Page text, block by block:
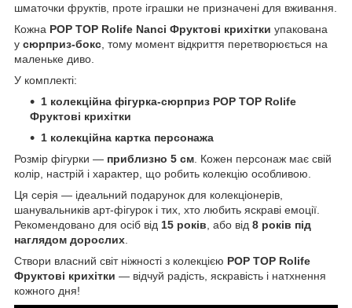
шматочки фруктів, проте іграшки не призначені для вживання.
Кожна POP TOP Rolife Nanci Фруктові крихітки упакована
у сюрприз-бокс , тому момент відкриття перетворюється на
маленьке диво.
У комплекті:
1 колекційна фігурка-сюрприз POP TOP Rolife
Фруктові крихітки
1 колекційна картка персонажа
Розмір фігурки — приблизно 5 см . Кожен персонаж має свій
колір, настрій і характер, що робить колекцію особливою.
Ця серія — ідеальний подарунок для колекціонерів,
шанувальників арт-фігурок і тих, хто любить яскраві емоції.
Рекомендовано для осіб від 15 років , або від 8 років під
наглядом дорослих
Створи власний світ ніжності з колекцією POP TOP Rolife
Фруктові крихітки — відчуй радість, яскравість і натхнення
кожного дня!